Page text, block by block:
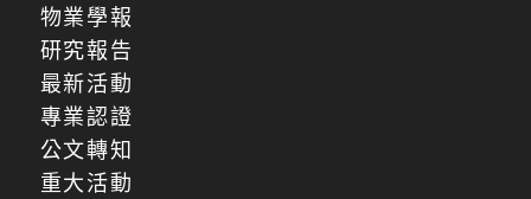
物業學報
研究報告
最新活動
專業認證
公文轉知
重大活動